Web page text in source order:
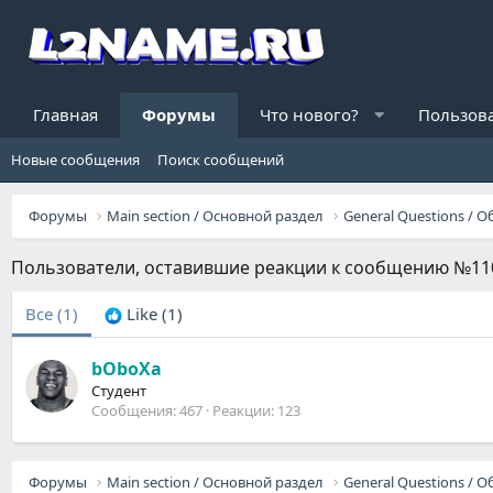
Главная Форумы Что нового?
Новые сообщения Поиск сообщений
Форумы Main section / Основной раздел
Пользователи, оставившие реакции к сообщению
Все (1) Like (1)
bOboXa
Студент
Сообщения 467 Реакции 123
Форумы Main section / Основной раздел